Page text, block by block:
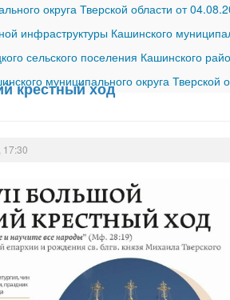
округа Тверской области от
инфраструктуры Кашинского
сельского поселения Кашинского
муниципального округа
крестный ход
17:30